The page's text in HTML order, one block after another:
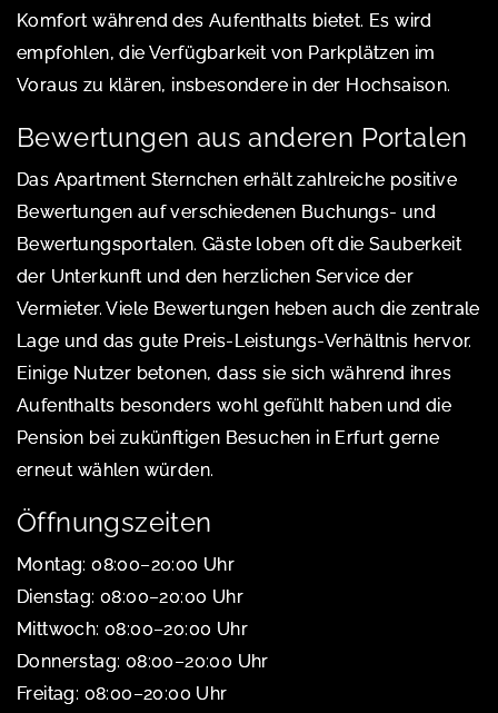
Komfort während des Aufenthalts bietet. Es wird
empfohlen, die Verfügbarkeit von Parkplätzen im
Voraus zu klären, insbesondere in der Hochsaison.
Bewertungen aus anderen Portalen
Das Apartment Sternchen erhält zahlreiche positive
Bewertungen auf verschiedenen Buchungs- und
Bewertungsportalen. Gäste loben oft die Sauberkeit
der Unterkunft und den herzlichen Service der
Vermieter. Viele Bewertungen heben auch die zentrale
Lage und das gute Preis-Leistungs-Verhältnis hervor.
Einige Nutzer betonen, dass sie sich während ihres
Aufenthalts besonders wohl gefühlt haben und die
Pension bei zukünftigen Besuchen in Erfurt gerne
erneut wählen würden.
Öffnungszeiten
Montag: 08:00–20:00 Uhr
Dienstag: 08:00–20:00 Uhr
Mittwoch: 08:00–20:00 Uhr
Donnerstag: 08:00–20:00 Uhr
Freitag: 08:00–20:00 Uhr